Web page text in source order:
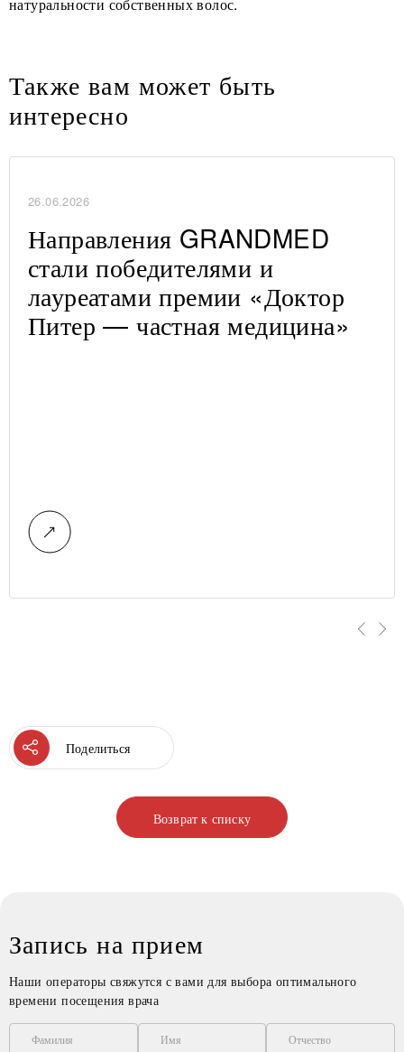
Также вам может быть
интересно
26.06.2026
Направления GRANDMED
стали победителями и
лауреатами премии «Доктор
Питер — частная медицина»
Поделиться
Возврат к списку
Запись на прием
Наши операторы свяжутся с вами для выбора оптимального
времени посещения врача
Фамилия Имя Отчество